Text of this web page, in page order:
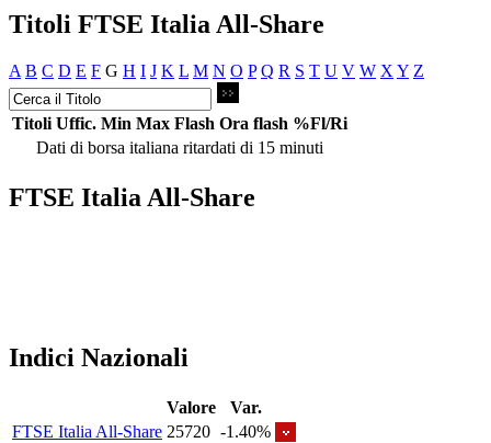
Titoli FTSE Italia All-Share
A B C D E F G H I J K L M N O P Q R S T U V W X Y Z
Titoli Uffic. Min Max Flash Ora flash %Fl/Ri
Dati di borsa italiana ritardati di 15 minuti
FTSE Italia All-Share
Indici Nazionali
Valore
Var.
FTSE Italia All-Share 25720 -1.40%